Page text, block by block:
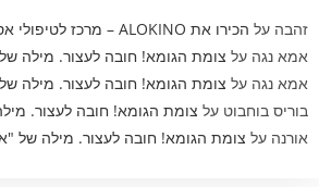
זהבה על הכירו את ALOKINO – מרכז לטיפולי אסתטיקה
אמא נגה על צומת הגומא! חובה לעצור. מילה
אמא נגה על צומת הגומא! חובה לעצור. מילה
בוריס בוחבוט על צומת הגומא! חובה לעצור.
אורנה על צומת הגומא! חובה לעצור. מילה של